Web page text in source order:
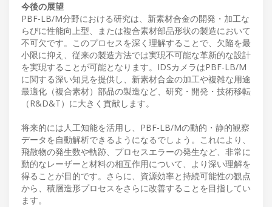
今後の展望
PBF-LB/M分野における研究は、新素材合金の開発・加工な
らびに性能向上型、または複合素材部品形状の製造において
不可欠です。このプロセスを深く理解することで、欠陥を最
小限に抑え、従来の製造方法では実現不可能な革新的な設計
を実現することが可能となります。IDSカメラはPBF-LB/M
に関する深い知見を提供し、新素材合金の加工や複雑な用途
最適化（複合素材）部品の製造など、研究・開発・技術移転
（R&D&T）に大きく貢献します。
将来的には人工知能を活用し、PBF-LB/Mの動的・静的観察
データを自動解析できるようになるでしょう。これにより、
飛散物の発生数や軌跡、プロセスエラーの発生など、非常に
動的なレーザーと材料の相互作用について、より深い理解を
得ることが目的です。さらに、資源効率と持続可能性の観点
から、積層造形プロセスをさらに改善することを目指してい
ます。